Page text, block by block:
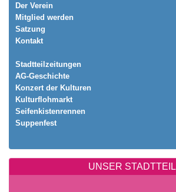
Der Verein
Mitglied werden
Satzung
Kontakt
Stadtteilzeitungen
AG-Geschichte
Konzert der Kulturen
Kulturflohmarkt
Seifenkistenrennen
Suppenfest
UNSER STADTTEIL